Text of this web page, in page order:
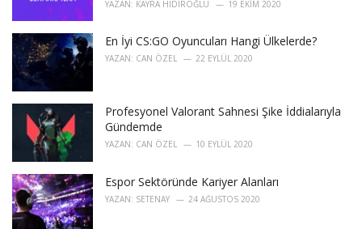
YAZAN: KAYRA HIDIROĞLU 19 EKIM 2020
En İyi CS:GO Oyuncuları Hangi Ülkelerde?
YAZAN: CAN ÖZEL 22 EYLÜL 2020
Profesyonel Valorant Sahnesi Şike İddialarıyla
Gündemde
YAZAN: CAN ÖZEL 10 EYLÜL 2020
Espor Sektöründe Kariyer Alanları
YAZAN: SETENAY 24 AĞUSTOS 2020